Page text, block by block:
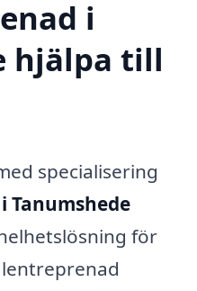
i
hjälpa till
specialisering
för